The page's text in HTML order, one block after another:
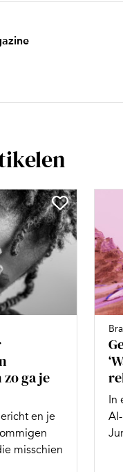
ga je
en je
misschien
In